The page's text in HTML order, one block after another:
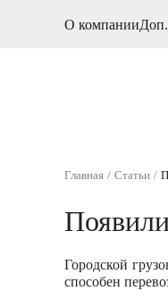
О компании
Главная Статьи
Городской
способен